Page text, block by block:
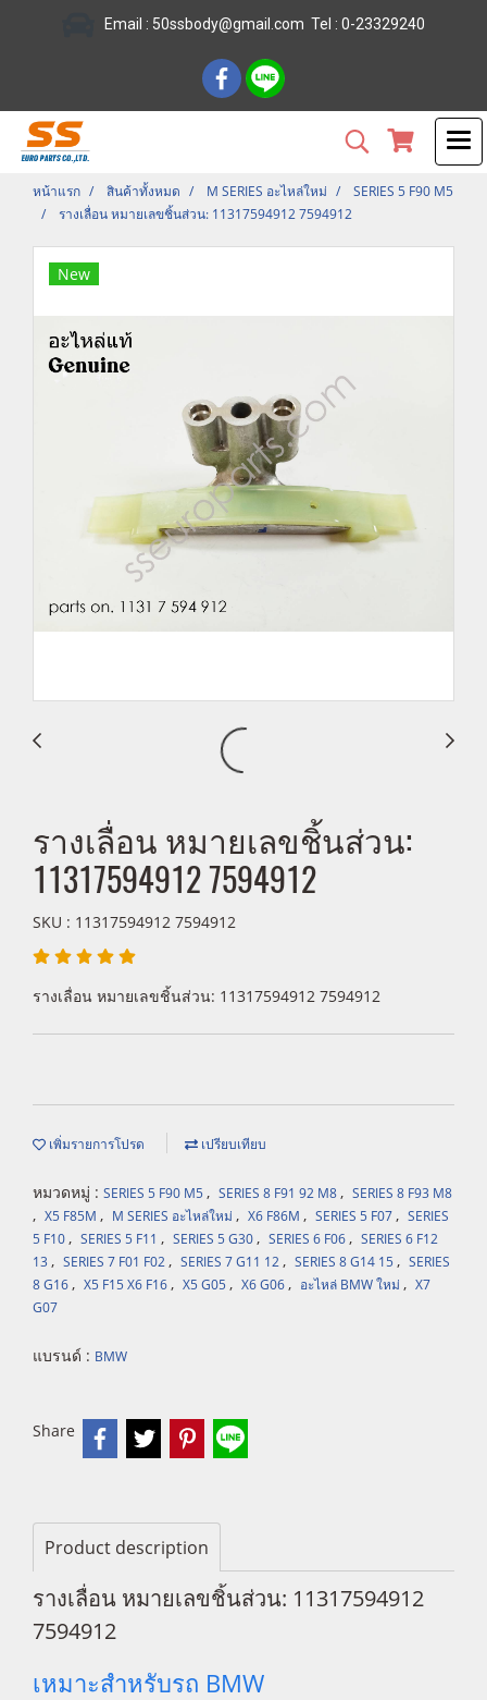
Email : 50ssbody@gmail.com Tel : 0-23329240
หน้าแรก สินค้าทั้งหมด M SERIES อะไหล่ใหม่
SERIES 5 F90 M5
รางเลื่อน หมายเลขชิ้นส่วน: 11317594912 7594912
New
รางเลื่อน หมายเลขชิ้นส่วน:
11317594912 7594912
SKU : 11317594912 7594912
รางเลื่อน หมายเลขชิ้นส่วน: 11317594912 7594912
เพิ่มรายการโปรด เปรียบเทียบ
หมวดหมู่ : SERIES 5 F90 M5, SERIES 8 F91 92 M8, SERIES 8 F93 M8
, X5 F85M , M SERIES อะไหล่ใหม่ , X6 F86M , SERIES 5 F07, SERIES
5 F10, SERIES 5 F11 , SERIES 5 G30, SERIES 6 F06, SERIES 6 F12
13 , SERIES 7 F01 F02, SERIES 7 G11 12, SERIES 8 G14 15, SERIES
8 G16, X5 F15 X6 F16, X5 G05, X6 G06, อะไหล่ BMW ใหม่ , X7
G07
แบรนด์ : BMW
Share
Product description
รางเลื่อน หมายเลขชิ้นส่วน: 11317594912
7594912
เหมาะสำหรับรถ BMW